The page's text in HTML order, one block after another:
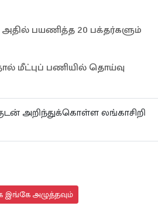
அதில் பயணித்த 20 பக்தர்களும்
மீட்புப் பணியில் தொய்வு
அறிந்துக்கொள்ள லங்காசிறி
இங்கே அழுத்தவும்